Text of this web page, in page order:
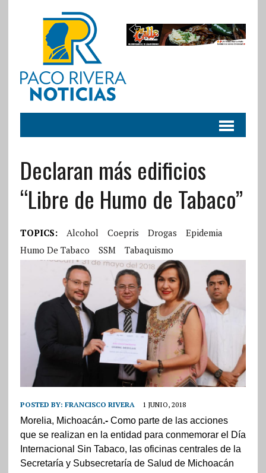
Declaran más edificios
“Libre de Humo de Tabaco”
TOPICS: Alcohol Coepris Drogas
Epidemia
Humo De Tabaco
SSM Tabaquismo
POSTED BY: FRANCISCO RIVERA 1 JUNIO, 2018
Morelia, Michoacán.- Como parte de las acciones
que se realizan en la entidad para conmemorar el Día
Internacional Sin Tabaco, las oficinas centrales de la
Secretaría y Subsecretaría de Salud de Michoacán